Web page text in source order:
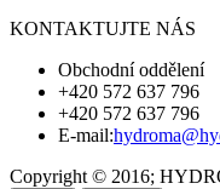
KONTAKTUJTE NÁS
Obchodní oddělení
+420 572 637 796
+420 572 637 796
E-mail:
Copyright © 2016;